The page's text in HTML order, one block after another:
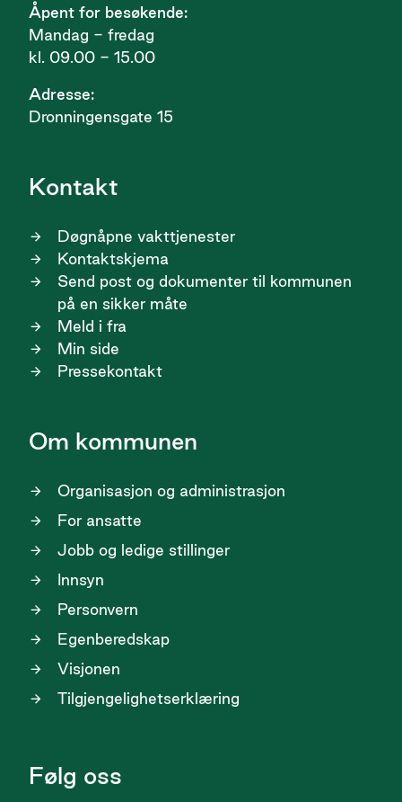
Åpent for besøkende:
Mandag - fredag
kl. 09.00 - 15.00
Adresse:
Dronningensgate 15
Kontakt
Døgnåpne vakttjenester
Kontaktskjema
Send post og dokumenter til kommunen
på en sikker måte
Meld i fra
Min side
Pressekontakt
Om kommunen
Organisasjon og administrasjon
For ansatte
Jobb og ledige stillinger
Innsyn
Personvern
Egenberedskap
Visjonen
Tilgjengelighetserklæring
Følg oss